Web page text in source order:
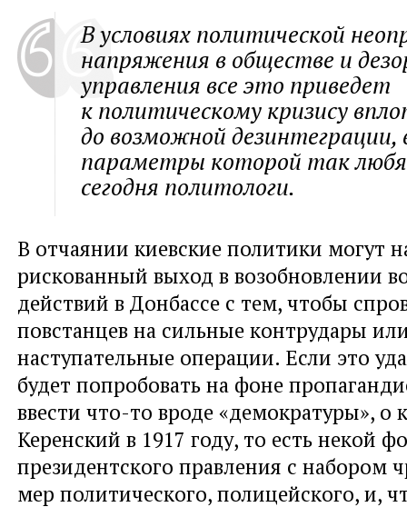
В условиях политической
напряжения в обществе и
управления все это приведет
к политическому кризису
до возможной
параметры которой так
сегодня политологи.
В отчаянии киевские политики могут
рискованный выход в возобновлении
действий в Донбассе с тем, чтобы
повстанцев на сильные контрудары
наступательные операции. Если это
будет попробовать на фоне
ввести что-то вроде «демократуры», о
Керенский в 1917 году, то есть некой
президентского правления с набором
мер политического, полицейского, и,